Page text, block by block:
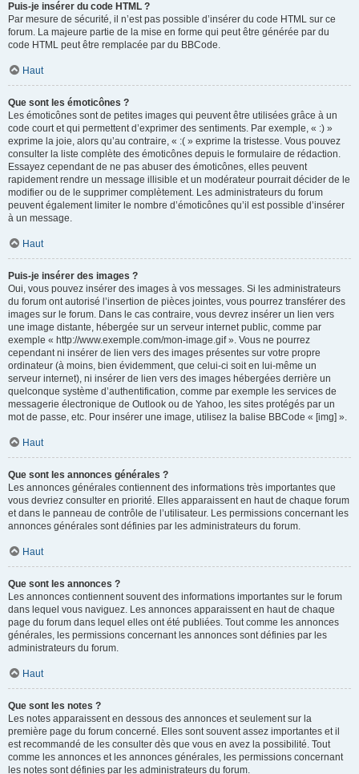
Puis-je insérer du code HTML ?
Par mesure de sécurité, il n’est pas possible d’insérer du code HTML sur ce
forum. La majeure partie de la mise en forme qui peut être générée par du
code HTML peut être remplacée par du BBCode.
Haut
Que sont les émoticônes ?
Les émoticônes sont de petites images qui peuvent être utilisées grâce à un
code court et qui permettent d’exprimer des sentiments. Par exemple, « :) »
exprime la joie, alors qu’au contraire, « :( » exprime la tristesse. Vous pouvez
consulter la liste complète des émoticônes depuis le formulaire de rédaction.
Essayez cependant de ne pas abuser des émoticônes, elles peuvent
rapidement rendre un message illisible et un modérateur pourrait décider de le
modifier ou de le supprimer complètement. Les administrateurs du forum
peuvent également limiter le nombre d’émoticônes qu’il est possible d’insérer
à un message.
Haut
Puis-je insérer des images ?
Oui, vous pouvez insérer des images à vos messages. Si les administrateurs
du forum ont autorisé l’insertion de pièces jointes, vous pourrez transférer des
images sur le forum. Dans le cas contraire, vous devrez insérer un lien vers
une image distante, hébergée sur un serveur internet public, comme par
exemple « http://www.exemple.com/mon-image.gif ». Vous ne pourrez
cependant ni insérer de lien vers des images présentes sur votre propre
ordinateur (à moins, bien évidemment, que celui-ci soit en lui-même un
serveur internet), ni insérer de lien vers des images hébergées derrière un
quelconque système d’authentification, comme par exemple les services de
messagerie électronique de Outlook ou de Yahoo, les sites protégés par un
mot de passe, etc. Pour insérer une image, utilisez la balise BBCode « [img] ».
Haut
Que sont les annonces générales ?
Les annonces générales contiennent des informations très importantes que
vous devriez consulter en priorité. Elles apparaissent en haut de chaque forum
et dans le panneau de contrôle de l’utilisateur. Les permissions concernant les
annonces générales sont définies par les administrateurs du forum.
Haut
Que sont les annonces ?
Les annonces contiennent souvent des informations importantes sur le forum
dans lequel vous naviguez. Les annonces apparaissent en haut de chaque
page du forum dans lequel elles ont été publiées. Tout comme les annonces
générales, les permissions concernant les annonces sont définies par les
administrateurs du forum.
Haut
Que sont les notes ?
Les notes apparaissent en dessous des annonces et seulement sur la
première page du forum concerné. Elles sont souvent assez importantes et il
est recommandé de les consulter dès que vous en avez la possibilité. Tout
comme les annonces et les annonces générales, les permissions concernant
les notes sont définies par les administrateurs du forum.